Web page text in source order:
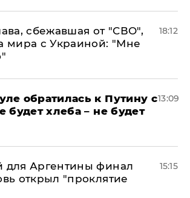
сбежавшая от "СВО",
мира с Украиной: "Мне
18:12
обратилась к Путину с
будет хлеба – не будет
13:09
для Аргентины финал
открыл "проклятие
15:15